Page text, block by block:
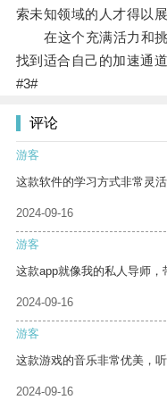
索未知领域的人才得以
在这个充满活力和挑
找到适合自己的加速通
#3#
评论
游客
这款软件的学习方式非常灵
2024-09-16
游客
这款app就像我的私人导师，
2024-09-16
游客
这款游戏的音乐非常优美，听
2024-09-16